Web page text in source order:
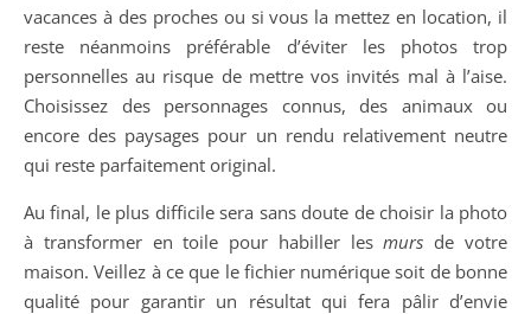
vacances à des proches ou si vous la mettez en location, il
reste néanmoins préférable d’éviter les photos trop
personnelles au risque de mettre vos invités mal à l’aise.
Choisissez des personnages connus, des animaux ou
encore des paysages pour un rendu relativement neutre
qui reste parfaitement original.
Au final, le plus difficile sera sans doute de choisir la photo
à transformer en toile pour habiller lesmurs de votre
maison. Veillez à ce que le fichier numérique soit de bonne
qualité pour garantir un résultat qui fera pâlir d’envie